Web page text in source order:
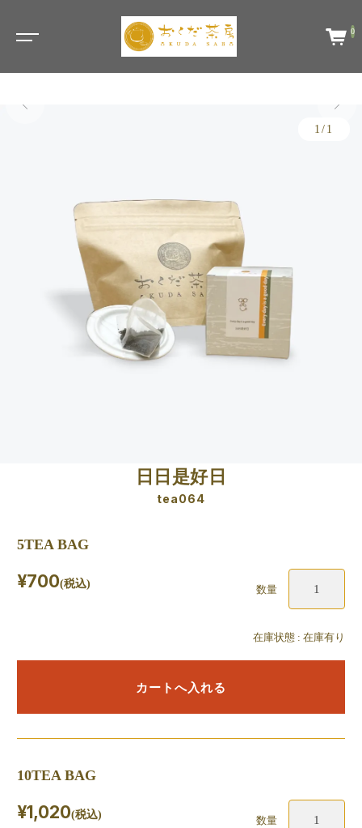
0
1/1
日日是好日
tea064
5TEA BAG
在庫状態 : 在庫有り
¥700(税込)
数量
10TEA BAG
¥1,020(税込)
数量